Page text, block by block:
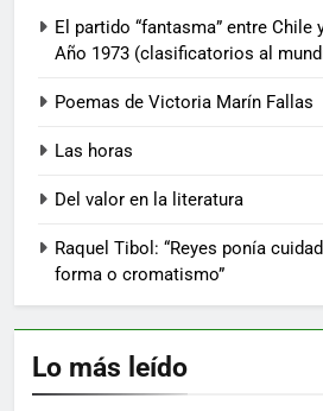
El partido “fantasma” entre Chile
Año 1973 (clasificatorios al
Poemas de Victoria Marín Fallas
Las horas
Del valor en la literatura
Raquel Tibol: “Reyes ponía
forma o cromatismo”
Lo más leído